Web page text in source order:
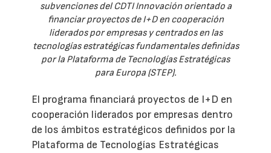
subvenciones del CDTI Innovación orientado a
financiar proyectos de I+D en cooperación
liderados por empresas y centrados en las
tecnologías estratégicas fundamentales definidas
por la Plataforma de Tecnologías Estratégicas
para Europa (STEP).
El programa financiará proyectos de I+D en
cooperación liderados por empresas dentro
de los ámbitos estratégicos definidos por la
Plataforma de Tecnologías Estratégicas